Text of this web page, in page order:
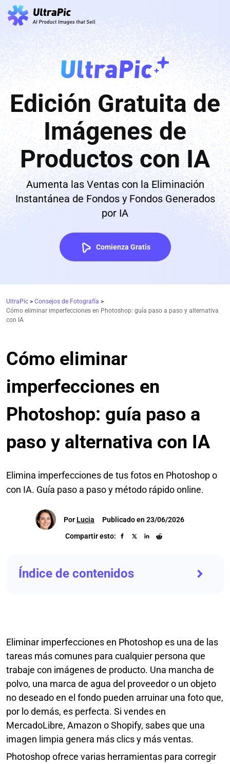
Edición Gratuita de
Imágenes de
Productos con IA
Aumenta las Ventas con la Eliminación
Instantánea de Fondos y Fondos Generados
por IA
Comienza Gratis
UltraPic > Consejos de Fotografía >
Cómo eliminar imperfecciones en Photoshop: guía paso a paso y alternativa
con IA
Cómo eliminar
imperfecciones en
Photoshop: guía paso a
paso y alternativa con IA
Elimina imperfecciones de tus fotos en Photoshop o
con IA. Guía paso a paso y método rápido online.
Por Lucia
Publicado en 23/06/2026
Compartir esto:
Índice de contenidos
Eliminar imperfecciones en Photoshop es una de las
tareas más comunes para cualquier persona que
trabaje con imágenes de producto. Una mancha de
polvo, una marca de agua del proveedor o un objeto
no deseado en el fondo pueden arruinar una foto que,
por lo demás, es perfecta. Si vendes en
MercadoLibre, Amazon o Shopify, sabes que una
imagen limpia genera más clics y más ventas.
Photoshop ofrece varias herramientas para corregir